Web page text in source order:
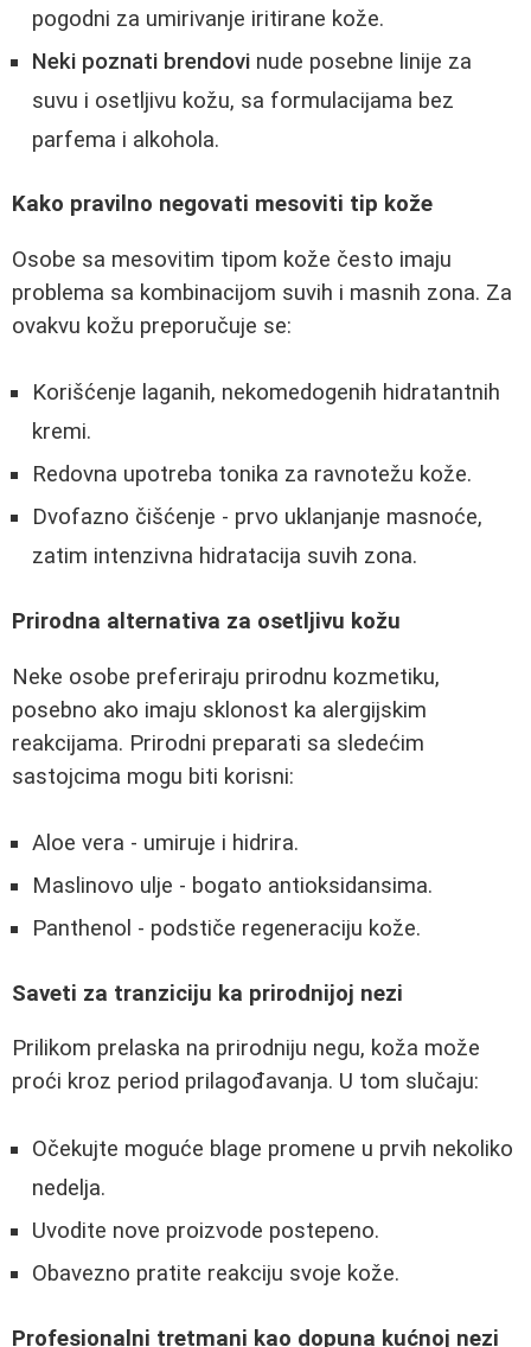
pogodni za umirivanje iritirane kože.
Neki poznati brendovi nude posebne linije za
suvu i osetljivu kožu, sa formulacijama bez
parfema i alkohola.
Kako pravilno negovati mesoviti tip kože
Osobe sa mesovitim tipom kože često imaju
problema sa kombinacijom suvih i masnih zona. Za
ovakvu kožu preporučuje se:
Korišćenje laganih, nekomedogenih hidratantnih
kremi.
Redovna upotreba tonika za ravnotežu kože.
Dvofazno čišćenje - prvo uklanjanje masnoće,
zatim intenzivna hidratacija suvih zona.
Prirodna alternativa za osetljivu kožu
Neke osobe preferiraju prirodnu kozmetiku,
posebno ako imaju sklonost ka alergijskim
reakcijama. Prirodni preparati sa sledećim
sastojcima mogu biti korisni:
Aloe vera - umiruje i hidrira.
Maslinovo ulje - bogato antioksidansima.
Panthenol - podstiče regeneraciju kože.
Saveti za tranziciju ka prirodnijoj nezi
Prilikom prelaska na prirodniju negu, koža može
proći kroz period prilagođavanja. U tom slučaju:
Očekujte moguće blage promene u prvih nekoliko
nedelja.
Uvodite nove proizvode postepeno.
Obavezno pratite reakciju svoje kože.
Profesionalni tretmani kao dopuna kućnoj nezi